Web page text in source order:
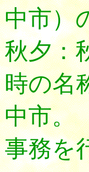
中市）
秋夕：
時の名
中市。
事務を